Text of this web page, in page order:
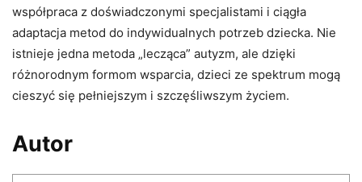
współpraca z doświadczonymi specjalistami i ciągła
adaptacja metod do indywidualnych potrzeb dziecka. Nie
istnieje jedna metoda „lecząca” autyzm, ale dzięki
różnorodnym formom wsparcia, dzieci ze spektrum mogą
cieszyć się pełniejszym i szczęśliwszym życiem.
Autor